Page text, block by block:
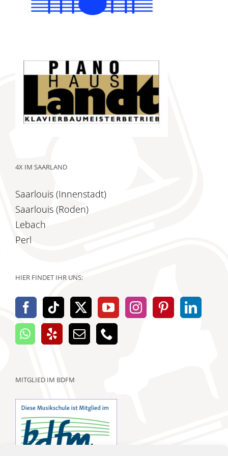
4X IM SAARLAND
Saarlouis (Innenstadt)
Saarlouis (Roden)
Lebach
Perl
HIER FINDET IHR UNS:
MITGLIED IM BDFM